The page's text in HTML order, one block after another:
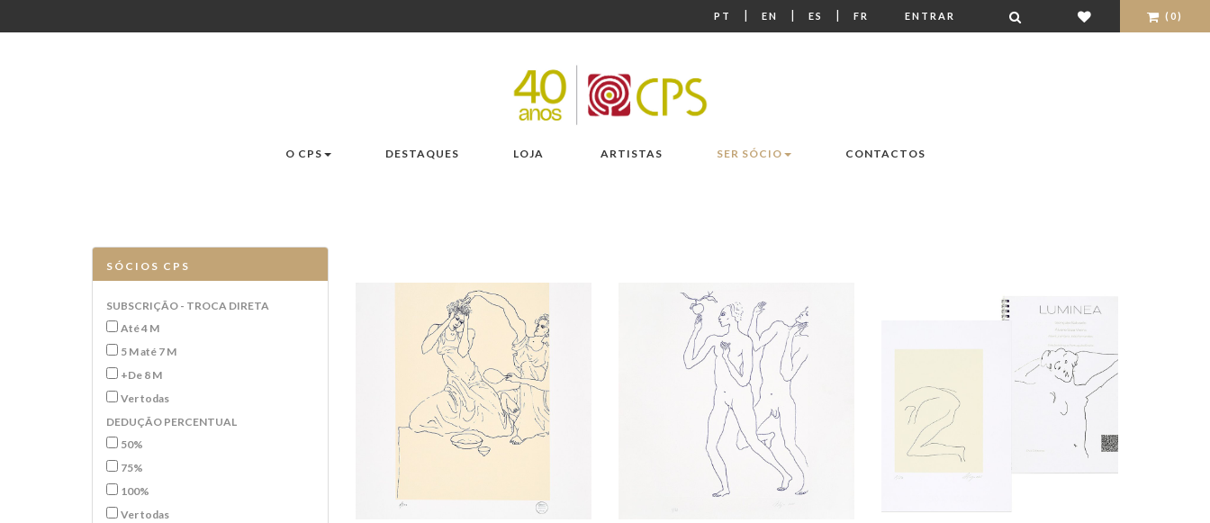
PT | EN | ES | FR ENTRAR (0)
O CPS DESTAQUES LOJA ARTISTAS SER SÓCIO CONTACTOS
SÓCIOS CPS
SUBSCRIÇÃO - TROCA DIRETA
Até 4 M
5 M até 7 M
+De 8 M
Ver todas
DEDUÇÃO PERCENTUAL
50%
75%
100%
Ver todas